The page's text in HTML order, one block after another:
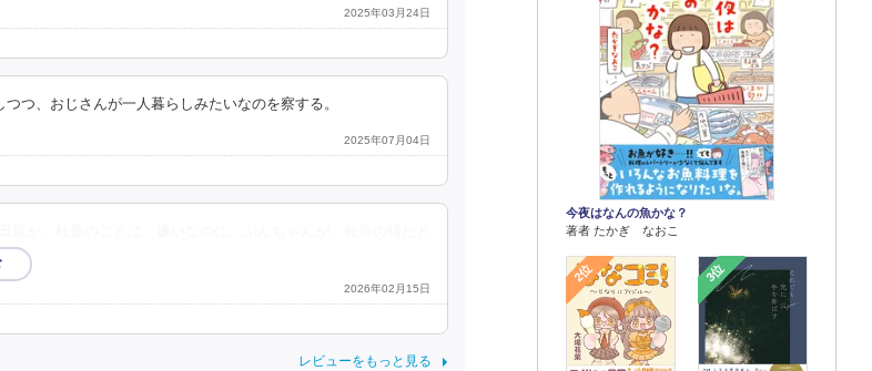
2025年03月24日
つ、おじさんが一人暮らしみたいなのを察する。
2025年07月04日
2026年02月15日
レビューをもっと見る
今夜はなんの魚かな？
著者 たかぎ なおこ
2位 3位